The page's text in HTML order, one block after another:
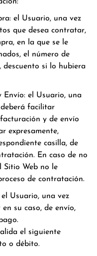
el Usuario, una vez
que desea contratar,
en la que se le
el número de
descuento si lo hubiera
Envío: el Usuario, una
facilitar
y de envío
expresamente,
casilla, de
En caso de no
Sitio Web no le
de contratación.
Usuario, una vez
su caso, de envío,
el siguiente
o débito.